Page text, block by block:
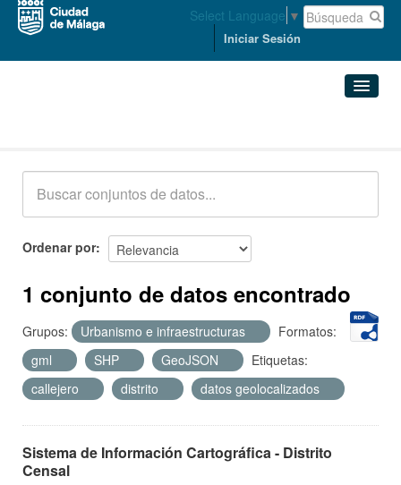
Select Language ▼
Iniciar Sesión
Acerca de
Ordenar por
1 conjunto de datos encontrado
Grupos: Urbanismo e infraestructuras
Formatos:
gml
SHP GeoJSON
Etiquetas:
callejero
distrito datos geolocalizados
Sistema de Información Cartográfica - Distrito
Censal